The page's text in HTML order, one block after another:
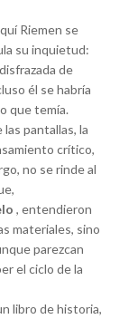
Riemen se
su inquietud:
de
él se habría
que temía.
pantallas, la
crítico,
no se rinde al
, entendieron
materiales, sino
parezcan
el ciclo de la
libro de historia,